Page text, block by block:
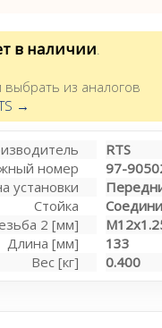
в наличии.
выбрать из аналогов
→
RTS
номер
97-
установки
Стойка
2 [мм]
Длина [мм]
133
Вес [кг]
0.400